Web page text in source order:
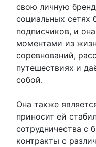
свою личную
социальных сетях
подписчиков, и
моментами из
соревнований,
путешествиях и
собой.
Она также
приносит ей
сотрудничества с
контракты с